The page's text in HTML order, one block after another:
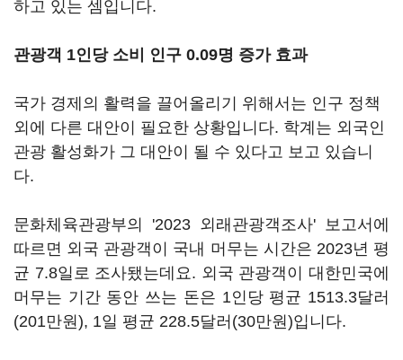
하고 있는 셈입니다.
관광객 1인당 소비 인구 0.09명 증가 효과
국가 경제의 활력을 끌어올리기 위해서는 인구 정책
외에 다른 대안이 필요한 상황입니다. 학계는 외국인
관광 활성화가 그 대안이 될 수 있다고 보고 있습니
다.
문화체육관광부의 '2023 외래관광객조사' 보고서에
따르면 외국 관광객이 국내 머무는 시간은 2023년 평
균 7.8일로 조사됐는데요. 외국 관광객이 대한민국에
머무는 기간 동안 쓰는 돈은 1인당 평균 1513.3달러
(201만원), 1일 평균 228.5달러(30만원)입니다.